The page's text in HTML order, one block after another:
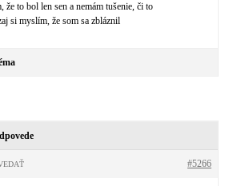
to bol len sen a nemám tušenie, či to
si myslím, že som sa zbláznil
#5266